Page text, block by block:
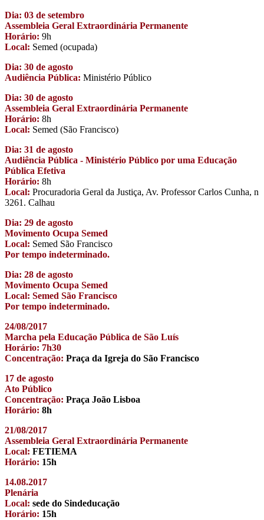
Dia: 03 de setembro
Assembleia Geral Extraordinária Permanente
Horário: 9h
Local: Semed (ocupada)
Dia: 30 de agosto
Audiência Pública: Ministério Público
Dia: 30 de agosto
Assembleia Geral Extraordinária Permanente
Horário: 8h
Local: Semed (São Francisco)
Dia: 31 de agosto
Audiência Pública - Ministério Público por uma Educação
Pública Efetiva
Horário: 8h
Local: Procuradoria Geral da Justiça, Av. Professor Carlos Cunha, n
3261. Calhau
Dia: 29 de agosto
Movimento Ocupa Semed
Local: Semed São Francisco
Por tempo indeterminado.
Dia: 28 de agosto
Movimento Ocupa Semed
Local: Semed São Francisco
Por tempo indeterminado.
24/08/2017
Marcha pela Educação Pública de São Luís
Horário: 7h30
Concentração: Praça da Igreja do São Francisco
17 de agosto
Ato Público
Concentração: Praça João Lisboa
Horário: 8h
21/08/2017
Assembleia Geral Extraordinária Permanente
Local: FETIEMA
Horário: 15h
14.08.2017
Plenária
Local: sede do Sindeducação
Horário: 15h